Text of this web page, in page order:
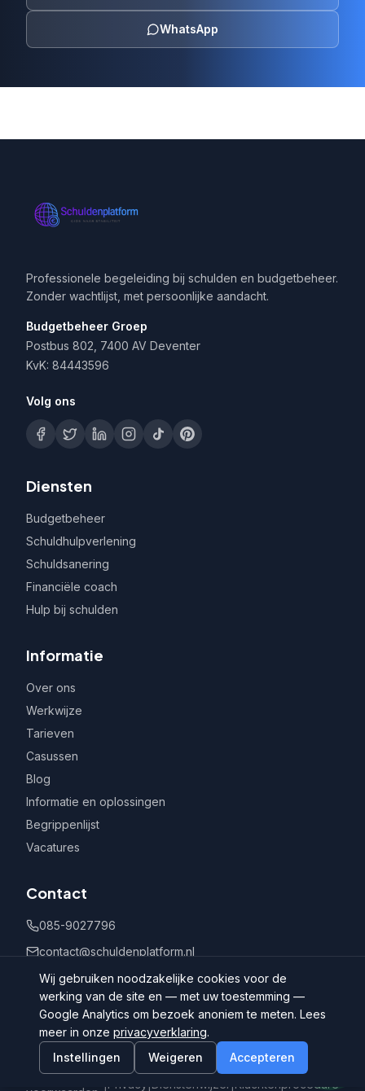
WhatsApp
Professionele begeleiding bij schulden en budgetbeheer.
Zonder wachtlijst, met persoonlijke aandacht.
Budgetbeheer Groep
Postbus 802, 7400 AV Deventer
KvK: 84443596
Volg ons
Diensten
Budgetbeheer
Schuldhulpverlening
Schuldsanering
Financiële coach
Hulp bij schulden
Informatie
Over ons
Werkwijze
Tarieven
Casussen
Blog
Informatie en oplossingen
Begrippenlijst
Vacatures
Contact
085-9027796
contact@schuldenplatform.nl
Postbus 802, 7400 AV Deventer
©
Schuldenplatform.nl
Algemene
|Privacy |Dienstenwijzer |Klachtenprocedure
Wij gebruiken noodzakelijke cookies voor de
werking van de site en — met uw toestemming —
Google Analytics om bezoek anoniem te meten. Lees
meer in onze privacyverklaring.
Instellingen
Weigeren Accepteren